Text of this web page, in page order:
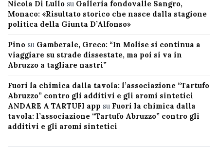
Nicola Di Lullo su Galleria fondovalle Sangro,
Monaco: «Risultato storico che nasce dalla stagione
politica della Giunta D’Alfonso»
Pino su Gamberale, Greco: “In Molise si continua a
viaggiare su strade dissestate, ma poi si va in
Abruzzo a tagliare nastri”
Fuori la chimica dalla tavola: l’associazione “Tartufo
Abruzzo” contro gli additivi e gli aromi sintetici
ANDARE A TARTUFI app su Fuori la chimica dalla
tavola: l’associazione “Tartufo Abruzzo” contro gli
additivi e gli aromi sintetici